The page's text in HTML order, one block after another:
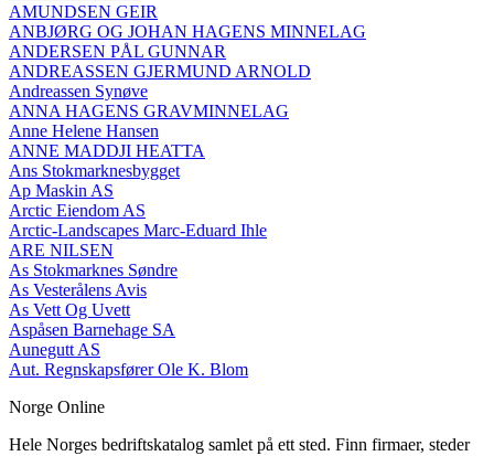
AMUNDSEN GEIR
ANBJØRG OG JOHAN HAGENS MINNELAG
ANDERSEN PÅL GUNNAR
ANDREASSEN GJERMUND ARNOLD
Andreassen Synøve
ANNA HAGENS GRAVMINNELAG
Anne Helene Hansen
ANNE MADDJI HEATTA
Ans Stokmarknesbygget
Ap Maskin AS
Arctic Eiendom AS
Arctic-Landscapes Marc-Eduard Ihle
ARE NILSEN
As Stokmarknes Søndre
As Vesterålens Avis
As Vett Og Uvett
Aspåsen Barnehage SA
Aunegutt AS
Aut. Regnskapsfører Ole K. Blom
Norge Online
Hele Norges bedriftskatalog samlet på ett sted. Finn firmaer, steder